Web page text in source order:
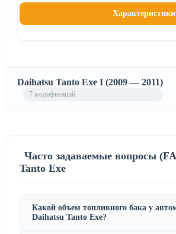
Характеристики
Daihatsu Tanto Exe I (2009 — 2011)
7 модификаций
Часто задаваемые вопросы
Tanto Exe
Какой объем топливного бака у
Daihatsu Tanto Exe?